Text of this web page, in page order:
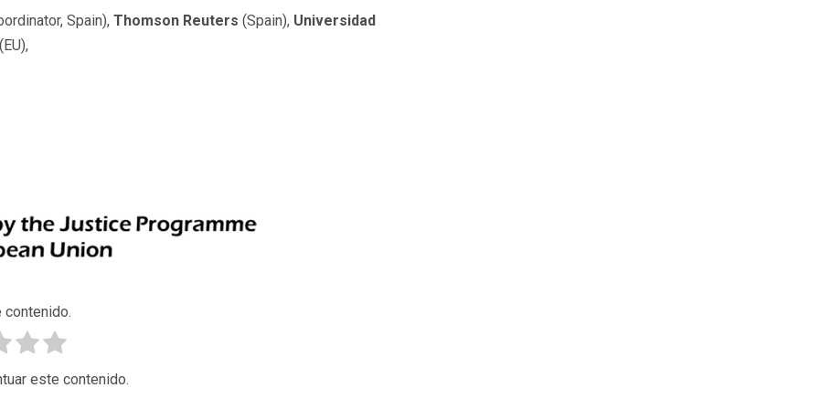
Spain), Thomson Reuters (Spain), Universidad
contenido.
este contenido.